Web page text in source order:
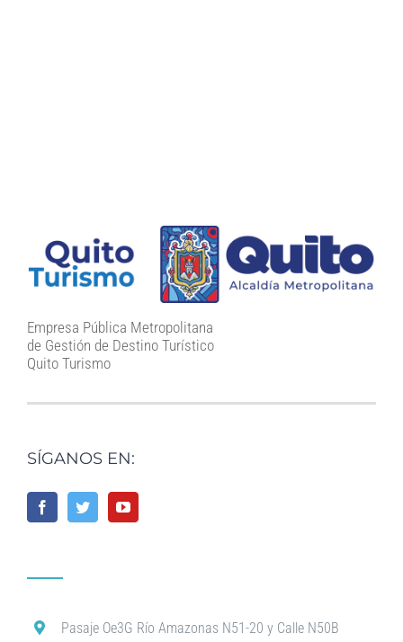
Empresa Pública Metropolitana
de Gestión de Destino Turístico
Quito Turismo
SÍGANOS EN:
Pasaje Oe3G Río Amazonas N51-20 y Calle N50B